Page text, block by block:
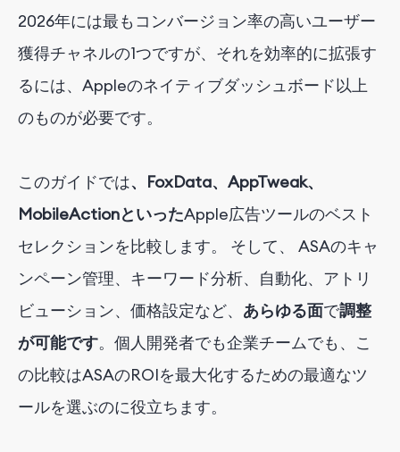
2026年には最もコンバージョン率の高いユーザー
獲得チャネルの1つですが、それを効率的に拡張す
るには、Appleのネイティブダッシュボード以上
のものが必要です。
このガイドでは、FoxData、AppTweak、
MobileActionといったApple広告ツールのベスト
セレクションを比較します。
そして、
ASAのキャ
ンペーン管理、キーワード分析、自動化、アトリ
ビューション、価格設定など、 あらゆる面で調整
が可能です。個人開発者でも企業チームでも、こ
の比較はASAのROIを最大化するための最適なツ
ールを選ぶのに役立ちます。